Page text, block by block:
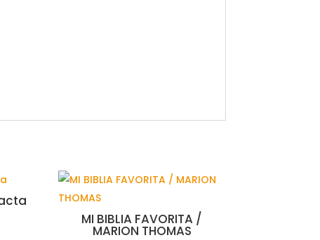
MI BIBLIA FAVORITA /
MARION THOMAS